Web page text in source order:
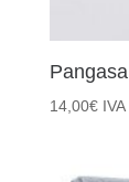
14,00€